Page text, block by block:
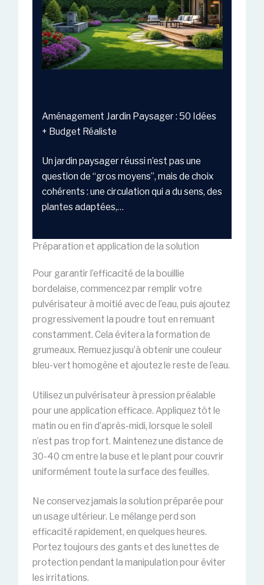
Aménagement Jardin Paysager : 50 Idées
+ Budget Réaliste
Un jardin paysager réussi n’est pas une
question de “gros moyens”, mais de choix
cohérents : une circulation qui a du sens, des
plantes adaptées,…
Préparation et application de la solution
Pour garantir l’efficacité de la bouillie
bordelaise, commencez par remplir votre
pulvérisateur à moitié avec de l’eau, puis ajoutez
progressivement la poudre tout en remuant
constamment. Cela évitera la formation de
grumeaux. Remuez jusqu’à obtenir une couleur
bleu-vert homogène et ajoutez le reste de l’eau.
Utilisez un pulvérisateur à pression préalable
pour une application efficace. Appliquez tôt le
matin ou en fin d’après-midi, lorsque le soleil
n’est pas trop fort. Maintenez une distance de
30-40 cm entre la buse et le plant pour couvrir
uniformément toute la surface des feuilles.
Ne conservez jamais la solution préparée pour
un usage ultérieur. Le mélange perd son
efficacité rapidement, en quelques heures.
Portez toujours des gants et des lunettes de
protection pendant la manipulation pour éviter
les irritations.